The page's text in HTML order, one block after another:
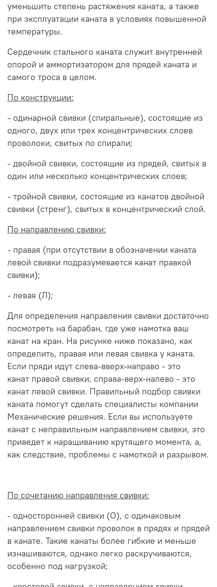
уменьшить степень растяжения каната, а также
при эксплуатации каната в условиях повышенной
температуры.
Сердечник стального каната служит внутренней
опорой и аммортизатором для прядей каната и
самого троса в целом.
По конструкции:
- одинарной свивки (спиральные), состоящие из
одного, двух или трех концентрических слоев
проволоки, свитых по спирали;
- двойной свивки, состоящие из прядей, свитых в
один или несколько концентрических слоев;
- тройной свивки, состоящие из канатов двойной
свивки (стренг), свитых в концентрический слой.
По направлению свивки:
- правая (при отсутствии в обозначении каната
левой свивки подразумевается канат правкой
свивки);
- левая (Л);
Для определения направления свивки достаточно
посмотреть на барабан, где уже намотка ваш
канат на кран. На рисунке ниже показано, как
определить, правая или левая свивка у каната.
Если пряди идут слева-вверх-направо - это
канат правой свивки, справа-верх-налево - это
канат левой свивки. Правильный подбор свивки
каната помогут сделать специалисты компании
Механические решения. Если вы используете
канат с неправильным направлением свивки, это
приведет к наращиванию крутящего момента, а,
как следствие, проблемы с намоткой и разрывом.
По сочетанию направления свивки:
- односторонней свивки (О), с одинаковым
направлением свивки проволок в прядях и прядей
в канате. Такие канаты более гибкие и меньше
изнашиваются, однако легко раскручиваются,
особенно под нагрузкой;